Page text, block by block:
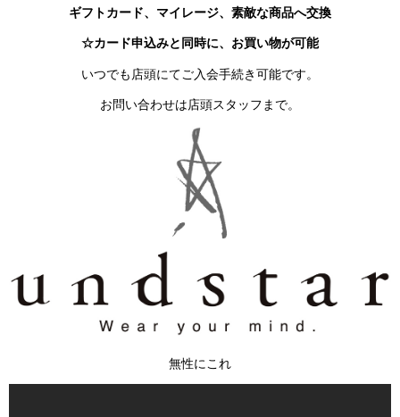
ギフトカード、マイレージ、素敵な商品へ交換
☆カード申込みと同時に、お買い物が可能
いつでも店頭にてご入会手続き可能です。
お問い合わせは店頭スタッフまで。
無性にこれ